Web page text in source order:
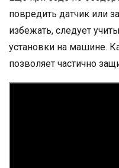
повредить датчик или
избежать, следует
установки на машине.
позволяет частично